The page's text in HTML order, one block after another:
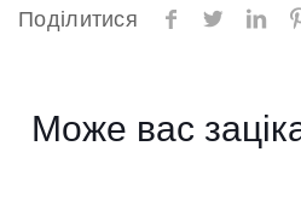
Поділитися
Може вас